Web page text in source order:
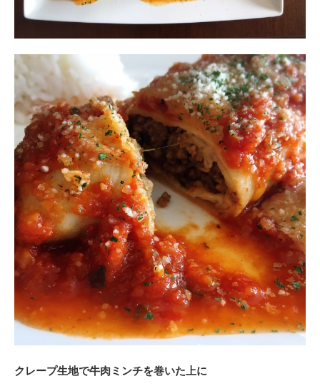
クレープ生地で牛肉ミンチを巻いた上に